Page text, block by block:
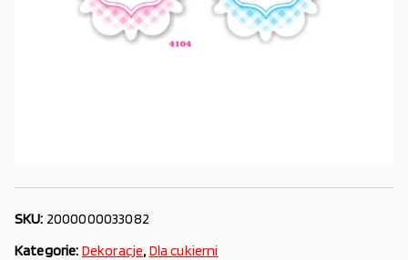
SKU: 2000000033082
Kategorie: Dekoracje, Dla cukierni